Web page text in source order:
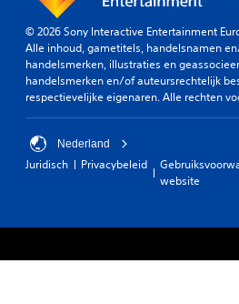
© 2026 Sony Interactive Entertainment
Alle inhoud, gametitels, handelsnamen
handelsmerken, illustraties en
handelsmerken en/of auteursrechtelijk
respectievelijke eigenaren. Alle rechten
Nederland
Juridisch Privacybeleid
website